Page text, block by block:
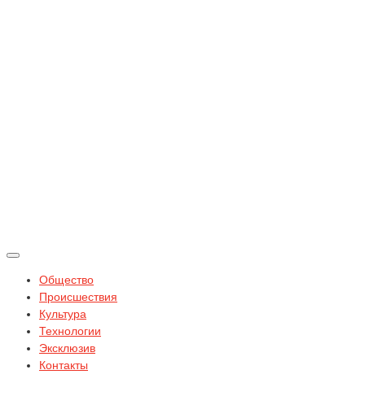
Общество
Происшествия
Культура
Технологии
Эксклюзив
Контакты